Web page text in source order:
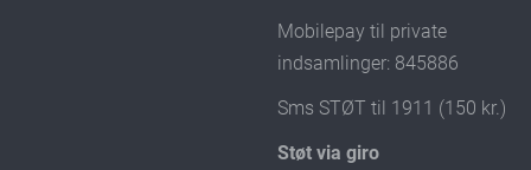
Mobilepay til private
indsamlinger: 845886
Sms STØT til 1911 (150 kr.)
Støt via giro